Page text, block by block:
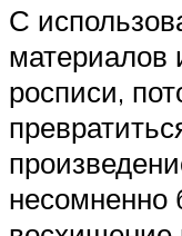
С
материалов
росписи,
несомненно